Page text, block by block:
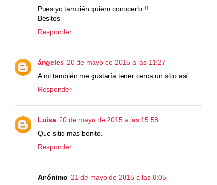
Pues yo también quiero conocerlo !!
Besitos
Responder
ángeles 20 de mayo de 2015 a las 11:27
A mi también me gustaría tener cerca un sitio así.
Responder
Luisa 20 de mayo de 2015 a las 15:58
Que sitio mas bonito.
Responder
Anónimo 21 de mayo de 2015 a las 8:05